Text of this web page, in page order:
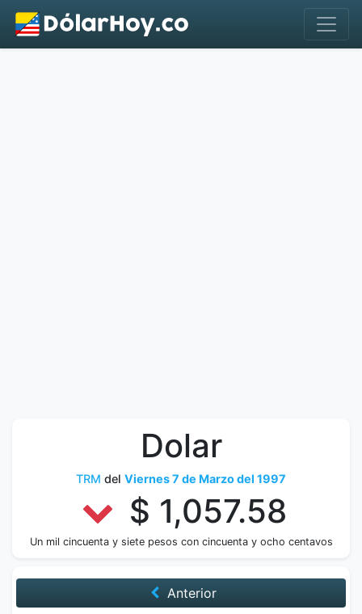
Dolar
TRM del Viernes 7 de Marzo del 1997
$ 1,057.58
Un mil cincuenta y siete pesos con cincuenta y ocho centavos
Anterior